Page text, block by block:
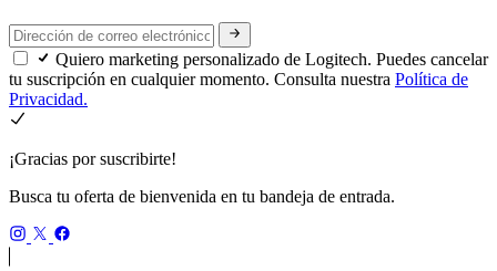
Quiero marketing personalizado de Logitech. Puedes cancelar
tu suscripción en cualquier momento. Consulta nuestra Política de
Privacidad.
¡Gracias por suscribirte!
Busca tu oferta de bienvenida en tu bandeja de entrada.